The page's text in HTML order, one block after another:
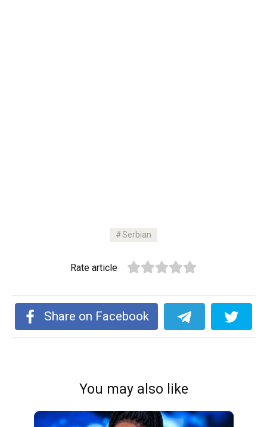
Serbian
Rate article
Share on Facebook
You may also like